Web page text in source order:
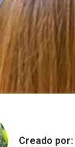
Creado por: